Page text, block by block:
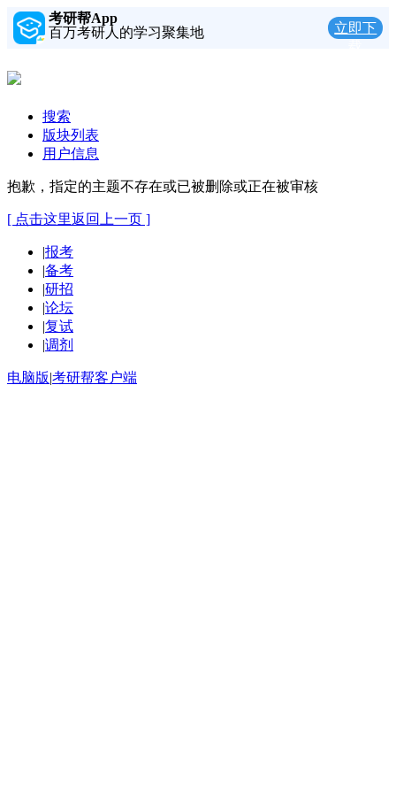
考研帮App
百万考研人的学习聚集地
立即下
搜索
版块列表
用户信息
抱歉，指定的主题不存在或已被删除或正在被审核
[ 点击这里返回上一页 ]
|报考
|备考
|研招
|论坛
|复试
|调剂
电脑版|考研帮客户端